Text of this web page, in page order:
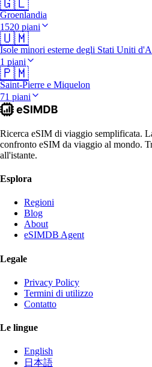
🇬🇱
Groenlandia
1520 piani
🇺🇲
Isole minori esterne degli Stati Uniti
1 piani
🇵🇲
Saint-Pierre e Miquelon
71 piani
Ricerca eSIM di viaggio semplificata.
confronto eSIM da viaggio al mondo.
all'istante.
Esplora
Regioni
Blog
About
eSIMDB Agent
Legale
Privacy Policy
Termini di utilizzo
Contatto
Le lingue
English
日本語